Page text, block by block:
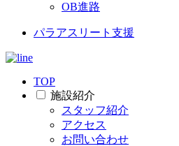
OB進路
パラアスリート支援
TOP
施設紹介
スタッフ紹介
アクセス
お問い合わせ